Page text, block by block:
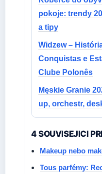
pokoje: trendy
a tipy
Widzew –
Conquistas e
Clube Polonês
Męskie Granie
up, orchestr,
4 SOUVISEJICI
Makeup nebo
Tous parfémy: